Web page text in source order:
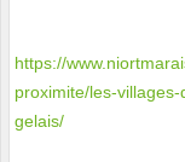
https://
proximite/les-
gelais/